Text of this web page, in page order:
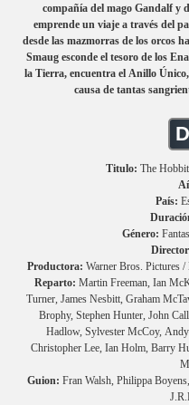
compañía del mago Gandalf y
emprende un viaje a través del
desde las mazmorras de los orcos
Smaug esconde el tesoro de los
la Tierra, encuentra el Anillo
causa de tantas
Titulo: The
País:
Género:
Productora: Warner Bros. Pictures
Reparto: Martin Freeman, Ian
Turner, James Nesbitt, Graham
Brophy, Stephen Hunter, John
Hadlow, Sylvester McCoy,
Christopher Lee, Ian Holm, Barry
Guion: Fran Walsh, Philippa